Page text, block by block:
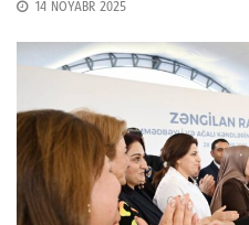
14 NOYABR 2025